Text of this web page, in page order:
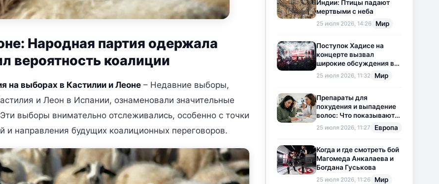
Народная партия одержала
вероятность коалиции
на выборах в Кастилии и Леоне – Недавние выборы,
и Леон в Испании, ознаменовали значительные
выборы внимательно отслеживались, особенно с точки
и направления будущих коалиционных переговоров.
Индии: Птицы падают
мертвыми с неба
25 июля 2026, 14:26 Мир
Поступок Хадисе на
концерте вызвал
широкие обсуждения в
социальных сетях
25 июля 2026, 11:32 Мир
Препараты для
похудения и выпадение
волос: Что показывают
новые исследования?
25 июля 2026, 11:27 Европа
Когда и где смотреть бой
Магомеда Анкалаева и
Богдана Гуськова
25 июля 2026, 11:26 Мир